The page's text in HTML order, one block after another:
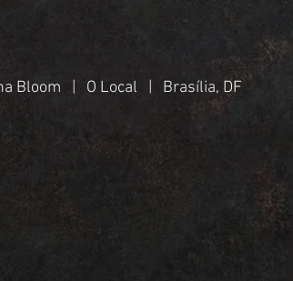
Bloom | O Local | Brasília, DF